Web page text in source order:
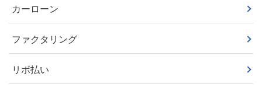
カーローン
ファクタリング
リボ払い